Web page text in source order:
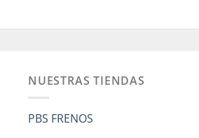
NUESTRAS TIENDAS
PBS FRENOS